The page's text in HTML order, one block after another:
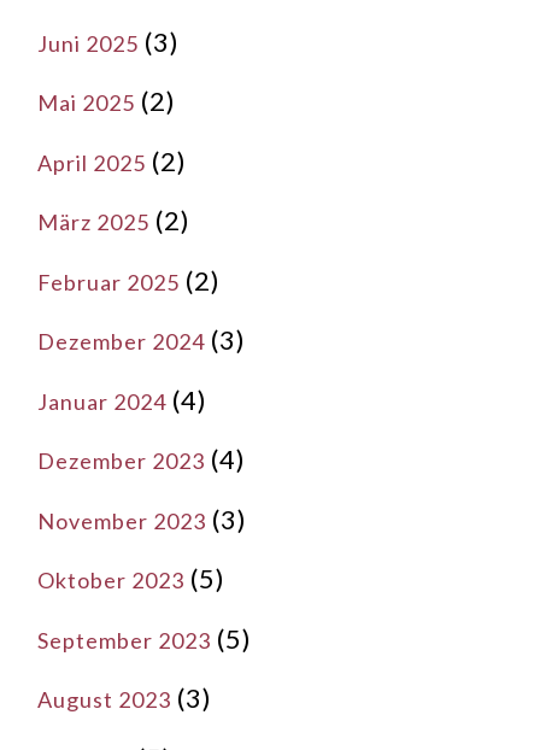
Juni 2025 (3)
Mai 2025 (2)
April 2025 (2)
März 2025 (2)
Februar 2025 (2)
Dezember 2024 (3)
Januar 2024 (4)
Dezember 2023 (4)
November 2023 (3)
Oktober 2023 (5)
September 2023 (5)
August 2023 (3)